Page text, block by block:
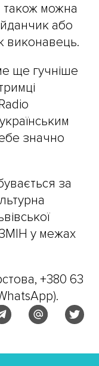
також можна
або
виконавець.
ще гучніше
значно
за
у межах
+380 63